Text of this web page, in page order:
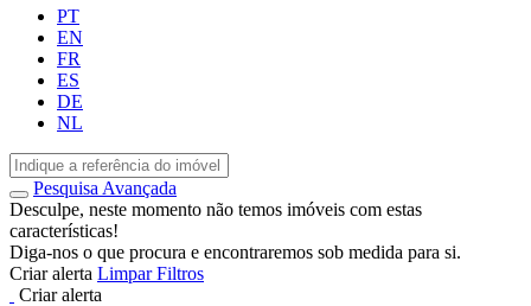
PT
EN
FR
ES
DE
NL
Pesquisa Avançada
Desculpe, neste momento não temos imóveis com estas
características!
Diga-nos o que procura e encontraremos sob medida para si.
Criar alerta Limpar Filtros
Criar alerta